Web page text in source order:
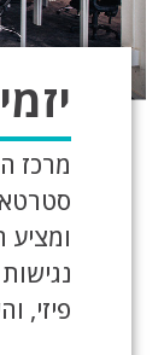
מרכז
ומציע
פיזי,